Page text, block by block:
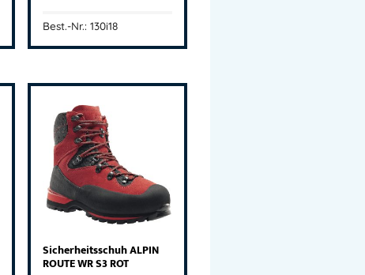
Best.-Nr.: 130i18
Sicherheitsschuh ALPIN
ROUTE WR S3 ROT